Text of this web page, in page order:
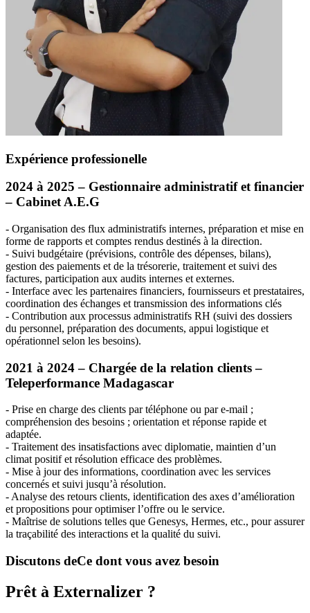
Expérience professionelle
2024 à 2025 – Gestionnaire administratif et financier
– Cabinet A.E.G
- Organisation des flux administratifs internes, préparation et mise en
forme de rapports et comptes rendus destinés à la direction.
- Suivi budgétaire (prévisions, contrôle des dépenses, bilans),
gestion des paiements et de la trésorerie, traitement et suivi des
factures, participation aux audits internes et externes.
- Interface avec les partenaires financiers, fournisseurs et prestataires,
coordination des échanges et transmission des informations clés
- Contribution aux processus administratifs RH (suivi des dossiers
du personnel, préparation des documents, appui logistique et
opérationnel selon les besoins).
2021 à 2024 – Chargée de la relation clients –
Teleperformance Madagascar
- Prise en charge des clients par téléphone ou par e-mail ;
compréhension des besoins ; orientation et réponse rapide et
adaptée.
- Traitement des insatisfactions avec diplomatie, maintien d’un
climat positif et résolution efficace des problèmes.
- Mise à jour des informations, coordination avec les services
concernés et suivi jusqu’à résolution.
- Analyse des retours clients, identification des axes d’amélioration
et propositions pour optimiser l’offre ou le service.
- Maîtrise de solutions telles que Genesys, Hermes, etc., pour assurer
la traçabilité des interactions et la qualité du suivi.
Discutons deCe dont vous avez besoin
Prêt à Externalizer ?